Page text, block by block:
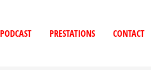
PODCAST PRESTATIONS CONTACT